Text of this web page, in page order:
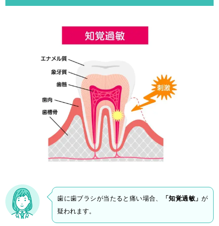
歯に歯ブラシが当たると痛い場合、 「知覚過敏」が
疑われます。